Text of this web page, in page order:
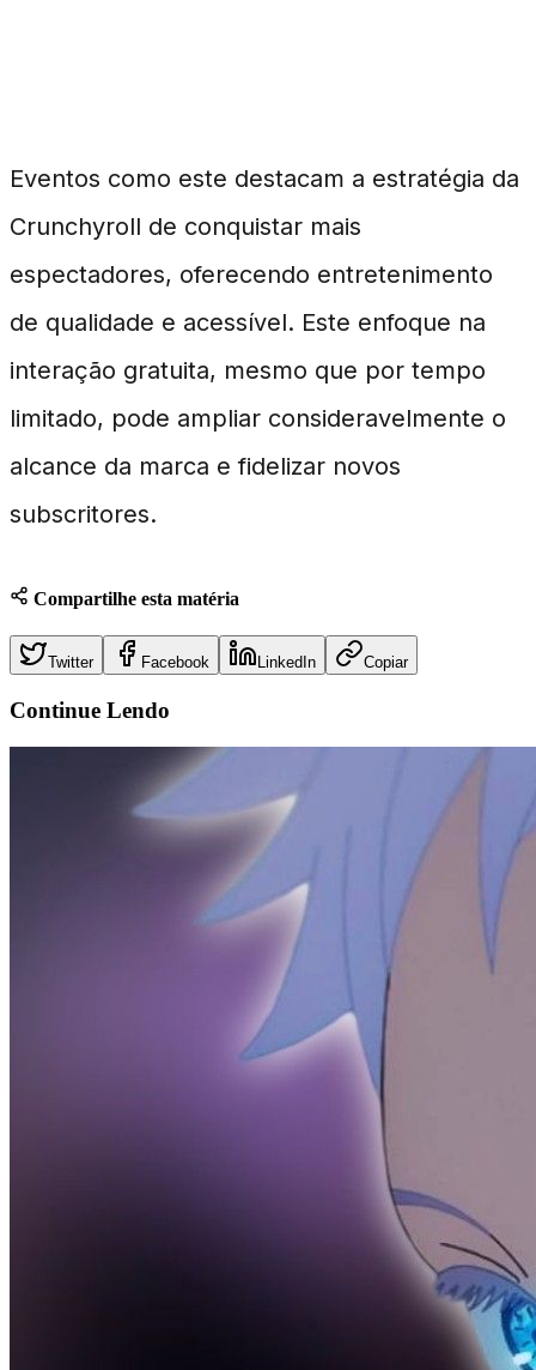
Eventos como este destacam a estratégia da
Crunchyroll de conquistar mais
espectadores, oferecendo entretenimento
de qualidade e acessível. Este enfoque na
interação gratuita, mesmo que por tempo
limitado, pode ampliar consideravelmente o
alcance da marca e fidelizar novos
subscritores.
Compartilhe esta matéria
Twitter Facebook LinkedIn Copiar
Continue Lendo